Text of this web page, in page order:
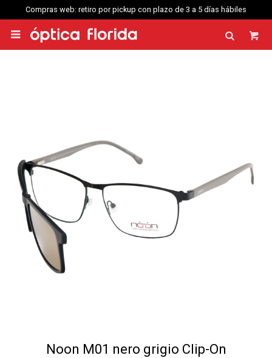
Compras web: retiro por pickup con plazo de 3 a 5 días hábiles

Noon M01 nero grigio Clip-On